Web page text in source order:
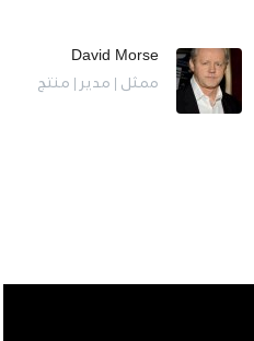
David Morse
ممثل | مدير | منتج